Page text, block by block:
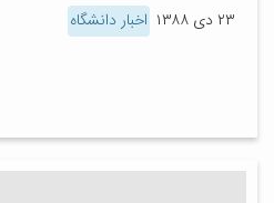
۲۳ دی ۱۳۸۸ اخبار دانشگاه